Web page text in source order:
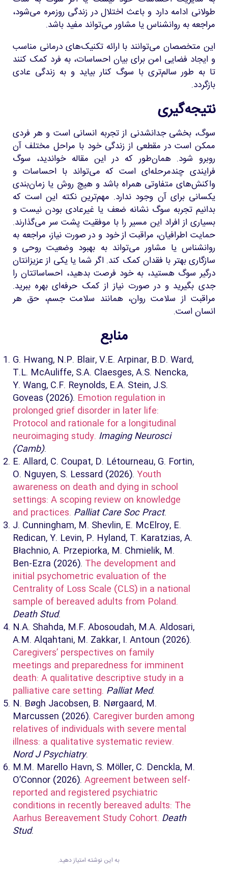
طولانی ادامه دارد و باعث اختلال در زندگی روزمره می‌شود،
مراجعه به روانشناس یا مشاور می‌تواند مفید باشد.
این متخصصان می‌توانند با ارائه تکنیک‌های درمانی مناسب
و ایجاد فضایی امن برای بیان احساسات، به فرد کمک کنند
تا به طور سالم‌تری با سوگ کنار بیاید و به زندگی عادی
بازگردد.
نتیجه‌گیری
سوگ، بخشی جدانشدنی از تجربه انسانی است و هر فردی
ممکن است در مقطعی از زندگی خود با مراحل مختلف آن
روبرو شود. همان‌طور که در این مقاله خواندید، سوگ
فرایندی چندمرحله‌ای است که می‌تواند با احساسات و
واکنش‌های متفاوتی همراه باشد و هیچ روش یا زمان‌بندی
یکسانی برای آن وجود ندارد. مهم‌ترین نکته این است که
بدانیم تجربه سوگ نشانه ضعف یا غیرعادی بودن نیست و
بسیاری از افراد این مسیر را با موفقیت پشت سر می‌گذارند.
حمایت اطرافیان، مراقبت از خود و در صورت نیاز، مراجعه به
روانشناس یا مشاور می‌تواند به بهبود وضعیت روحی و
سازگاری بهتر با فقدان کمک کند. اگر شما یا یکی از عزیزانتان
درگیر سوگ هستید، به خود فرصت بدهید، احساساتتان را
جدی بگیرید و در صورت نیاز از کمک حرفه‌ای بهره ببرید.
مراقبت از سلامت روان، همانند سلامت جسم، حق هر
انسان است.
منابع
G. Hwang, N.P. Blair, V.E. Arpinar, B.D. Ward,
T.L. McAuliffe, S.A. Claesges, A.S. Nencka,
Y. Wang, C.F. Reynolds, E.A. Stein, J.S.
Goveas (2026). Emotion regulation in
prolonged grief disorder in later life:
Protocol and rationale for a longitudinal
neuroimaging study. Imaging Neurosci
(Camb).
E. Allard, C. Coupat, D. Létourneau, G. Fortin,
O. Nguyen, S. Lessard (2026). Youth
awareness on death and dying in school
settings: A scoping review on knowledge
and practices. Palliat Care Soc Pract.
J. Cunningham, M. Shevlin, E. McElroy, E.
Redican, Y. Levin, P. Hyland, T. Karatzias, A.
Błachnio, A. Przepiorka, M. Chmielik, M.
Ben-Ezra (2026). The development and
initial psychometric evaluation of the
Centrality of Loss Scale (CLS) in a national
sample of bereaved adults from Poland.
Death Stud.
N.A. Shahda, M.F. Abosoudah, M.A. Aldosari,
A.M. Alqahtani, M. Zakkar, I. Antoun (2026).
Caregivers’ perspectives on family
meetings and preparedness for imminent
death: A qualitative descriptive study in a
palliative care setting. Palliat Med.
N. Bøgh Jacobsen, B. Nørgaard, M.
Marcussen (2026). Caregiver burden among
relatives of individuals with severe mental
illness: a qualitative systematic review.
Nord J Psychiatry.
M.M. Marello Havn, S. Möller, C. Denckla, M.
O’Connor (2026). Agreement between self-
reported and registered psychiatric
conditions in recently bereaved adults: The
Aarhus Bereavement Study Cohort. Death
Stud.
به این نوشته امتیاز دهید.